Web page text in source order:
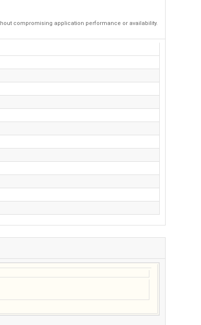
compromising application performance or availability.